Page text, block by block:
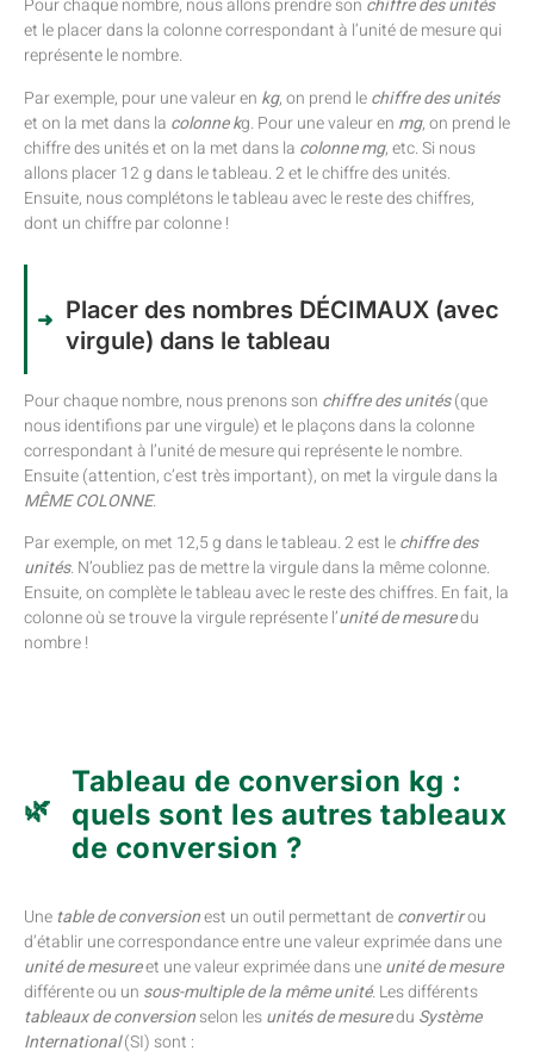
Pour chaque nombre, nous allons prendre son chiffre des unités
et le placer dans la colonne correspondant à l’unité de mesure qui
représente le nombre.
Par exemple, pour une valeur en kg, on prend lechiffre des unités
et on la met dans la colonne kg. Pour une valeur en mg, on prend le
chiffre des unités et on la met dans la colonnemg, etc. Si nous
allons placer 12 g dans le tableau. 2 et le chiffre des unités.
Ensuite, nous complétons le tableau avec le reste des chiffres,
dont un chiffre par colonne !
Placer des nombres DÉCIMAUX (avec
virgule) dans le tableau
Pour chaque nombre, nous prenons son chiffre des unités(que
nous identifions par une virgule) et le plaçons dans la colonne
correspondant à l’unité de mesure qui représente le nombre.
Ensuite (attention, c’est très important), on met la virgule dans la
MÊME COLONNE.
Par exemple, on met 12,5 g dans le tableau. 2 est lechiffre des
unités. N’oubliez pas de mettre la virgule dans la même colonne.
Ensuite, on complète le tableau avec le reste des chiffres. En fait, la
colonne où se trouve la virgule représente l’unité de mesuredu
nombre !
Tableau de conversion kg :
quels sont les autres tableaux
de conversion ?
Une table de conversionest un outil permettant deconvertirou
d’établir une correspondance entre une valeur exprimée dans une
unité de mesureet une valeur exprimée dans uneunité de mesure
différente ou un sous-multiple de la même unité. Les différents
tableaux de conversionselon lesunités de mesuredu Système
International(SI) sont :